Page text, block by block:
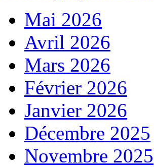
Mai 2026
Avril 2026
Mars 2026
Février 2026
Janvier 2026
Décembre 2025
Novembre 2025